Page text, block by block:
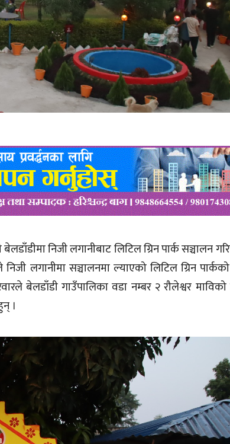
निजी लगानीबाट लिटिल ग्रिन पार्क सञ्चालन
लगानीमा सञ्चालनमा ल्याएको लिटिल ग्रिन
बेलडाँडी गाउँपालिका वडा नम्बर २ रौलेश्वर माविको
।